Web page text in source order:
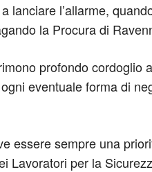
l’allarme,
la Procura di
profondo cordoglio
eventuale forma di
essere sempre una
Lavoratori per la